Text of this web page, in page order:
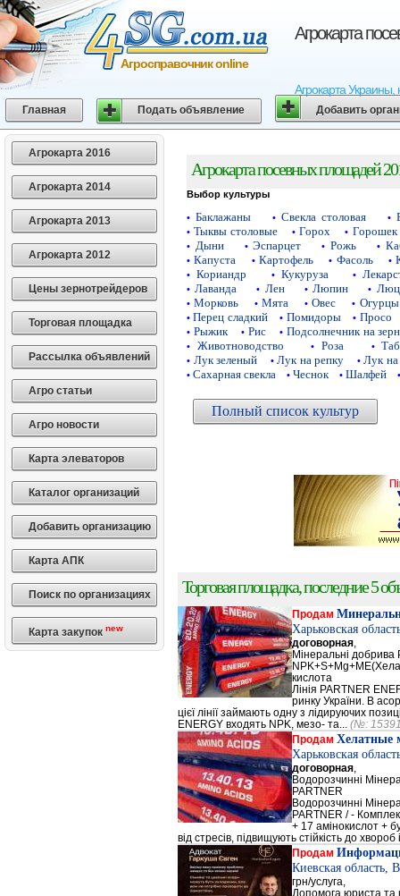
Агрокарта
Агрокарта
Агросправочник online
Главная Подать объявление Добавить
Агрокарта 2016
Агрокарта 2014
Агрокарта 2013
Агрокарта 2012
Цены зернотрейдеров
Торговая площадка
Рассылка объявлений
Агро статьи
Агро новости
Карта элеваторов
Каталог организаций
Добавить организацию
Карта АПК
Поиск по организациях
Карта закупок new
Агрокарта посевных площадей
Выбор культуры
• Баклажаны • Свекла столовая •
• Тыквы столовые • Горох • Горошек
• Дыни • Эспарцет • Рожь •
• Капуста • Картофель • Фасоль •
• Кориандр • Кукуруза •
• Лаванда • Лен • Люпин •
• Морковь • Мята • Овес • Огурцы
• Перец сладкий • Помидоры • Просо
• Рыжик • Рис • Подсолнечник на
• Животноводство • Роза •
• Лук зеленый • Лук на репку • Лук на
• Сахарная свекла • Чеснок • Шалфей •
Полный список культур
Торговая площадка, последние 5
Продам
Харьковская
договорная
Мінеральні добрива
кислота
Лінія PARTNER
ринку України. В
цієї лінії займають одну з лідируючих
ENERGY входять NPK, мезо- та... (№:
Продам Хелатные
Харьковская
договорная
Водорозчинні
PARTNER
Водорозчинні
PARTNER / -
+ 17 амінокислот +
від стресів, підвищують стійкість до хвороб
Продам
Киевская область,
грн/услуга,
Допомога юриста та